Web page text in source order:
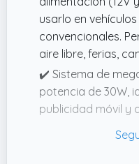
usarlo en
convencionales.
aire libre, ferias,
✔️ Sistema de
potencia de 30W,
publicidad móvil y
y micrófono de